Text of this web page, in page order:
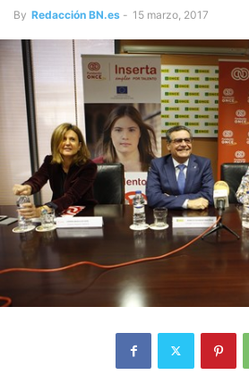
By Redacción BN.es - 15 marzo, 2017